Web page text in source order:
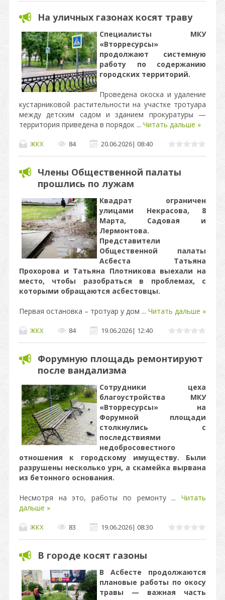
На уличных газонах косят траву
Специалисты МКУ
«Вторресурсы»
продолжают системную
работу по содержанию
городских территорий.
Проведена окоска и удаление
кустарниковой растительности на участке тротуара
между детским садом и зданием прокуратуры —
территория приведена в порядок ... Читать дальше »
ЖКХ 84 20.06.2026| 08:40
Члены Общественной палаты
прошлись по лужам
Квадрат ограничен
улицами Некрасова, 8
Марта, Садовая и
Лермонтова.
Представители
Общественной палаты
Асбеста Татьяна
Прохорова и Татьяна Плотникова выехали на
место, чтобы разобраться в проблемах, с
которыми обращаются асбестовцы.
Первая остановка – тротуар у дом ... Читать дальше »
ЖКХ 84 19.06.2026| 12:40
Форумную площадь ремонтируют
после вандализма
Сотрудники цеха
благоустройства МКУ
«Вторресурсы» на
Форумной площади
столкнулись с
последствиями
недобросовестного
отношения к городскому имуществу. Были
разрушены несколько урн, а скамейка вырвана
из бетонного основания.
Несмотря на это, работы по ремонту ...Читать
дальше »
ЖКХ 83 19.06.2026| 08:30
В городе косят газоны
В Асбесте продолжаются
плановые работы по окосу
травы — важная часть